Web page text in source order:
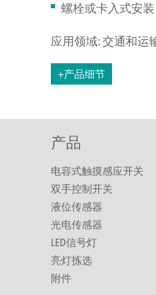
螺栓或卡入式安装
应用领域: 交通和运
+产品细节
产品
电容式触摸感应开关
双手控制开关
液位传感器
光电传感器
LED信号灯
亮灯拣选
附件